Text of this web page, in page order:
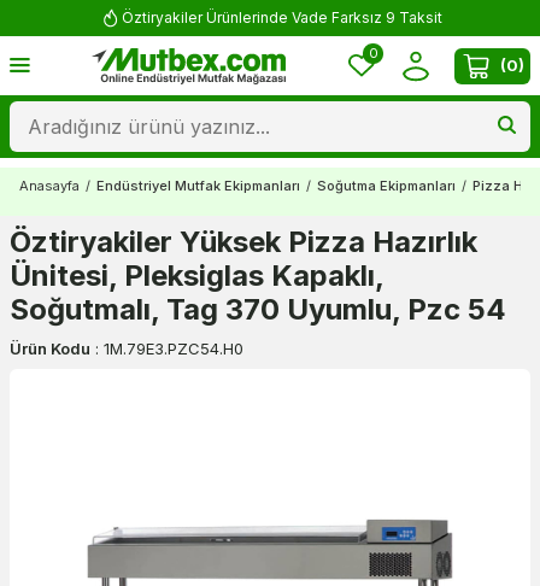
Öztiryakiler Ürünlerinde Vade Farksız 9 Taksit
0
(0)
Anasayfa / Endüstriyel Mutfak Ekipmanları / Soğutma Ekipmanları / Pizza
Öztiryakiler Yüksek Pizza Hazırlık
Ünitesi, Pleksiglas Kapaklı,
Soğutmalı, Tag 370 Uyumlu, Pzc 54
Ürün Kodu : 1M.79E3.PZC54.H0